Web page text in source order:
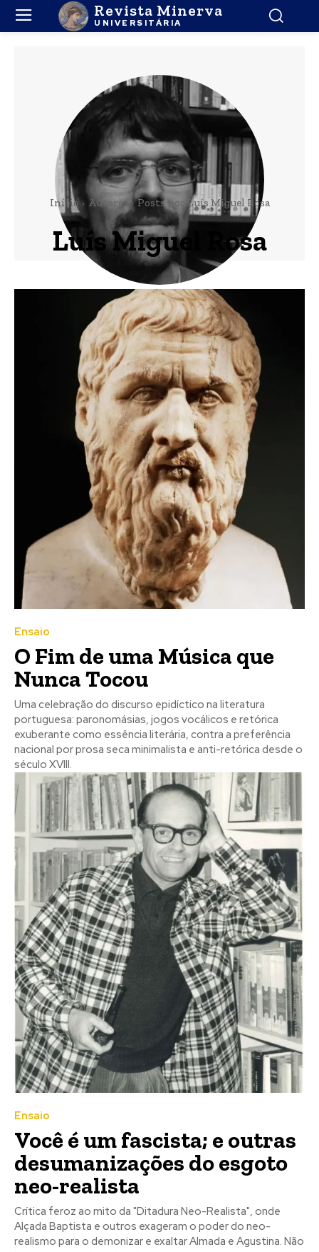
Registe-se na nossa lista de correio e receba mensalmente
no seu email os artigos do mês transacto, ilustrações e
novidades.Insira o seu endereço de email e clique para
subscrever:
Registe-se na nossa lista de correio e receba mensalmente
no seu email os artigos do mês transacto, ilustrações e
novidades.Insira o seu endereço de email e clique para
subscrever:
Revista Minerva
UNIVERSITÁRIA
Início Autores Posts por Luís Miguel Rosa
Luís Miguel Rosa
Ensaio
O Fim de uma Música que
Nunca Tocou
Uma celebração do discurso epidíctico na literatura
portuguesa: paronomásias, jogos vocálicos e retórica
exuberante como essência literária, contra a preferência
nacional por prosa seca minimalista e anti-retórica desde o
século XVIII.
Ensaio
Você é um fascista; e outras
desumanizações do esgoto
neo-realista
Crítica feroz ao mito da "Ditadura Neo-Realista", onde
Alçada Baptista e outros exageram o poder do neo-
realismo para o demonizar e exaltar Almada e Agustina. Não